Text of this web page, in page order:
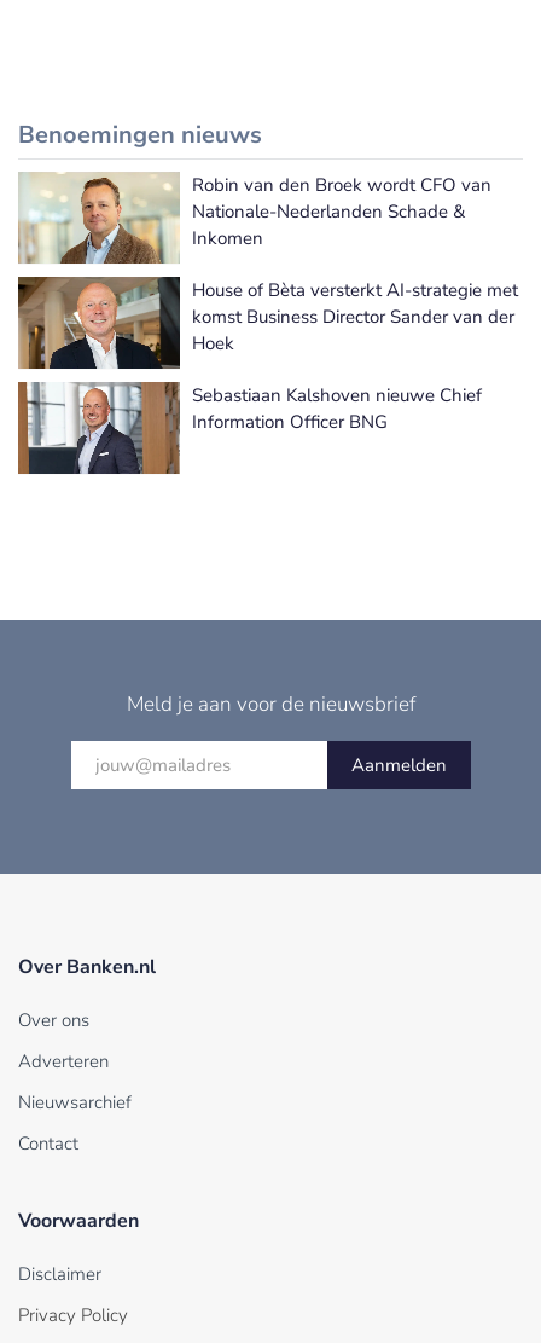
Benoemingen nieuws
Meer Benoemingen nieuws
Robin van den Broek wordt CFO van
Nationale-Nederlanden Schade &
Inkomen
House of Bèta versterkt AI-strategie met
komst Business Director Sander van der
Hoek
Sebastiaan Kalshoven nieuwe Chief
Information Officer BNG
Meld je aan voor de nieuwsbrief
Aanmelden
Over Banken.nl
Over ons
Adverteren
Nieuwsarchief
Contact
Voorwaarden
Disclaimer
Privacy Policy